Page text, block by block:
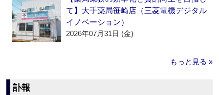
て】大手薬局笹崎店（三菱電機デジタル
イノベーション）
2026年07月31日 (金)
もっと見る »
訃報